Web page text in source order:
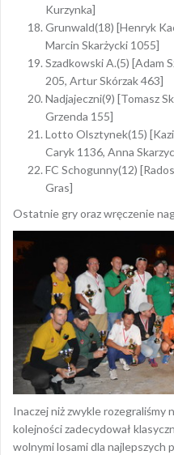
Kurzynka]
Grunwald(18) [Henryk
Marcin Skarżycki 1055]
Szadkowski A.(5) [Adam
205, Artur Skórzak 463]
Nadjajeczni(9) [Tomasz
Grzenda 155]
Lotto Olsztynek(15)
Caryk 1136, Anna
FC Schogunny(12)
Gras]
Ostatnie gry oraz wręczenie
Inaczej niż zwykle rozegraliśmy
kolejności zadecydował
wolnymi losami dla najlepszych